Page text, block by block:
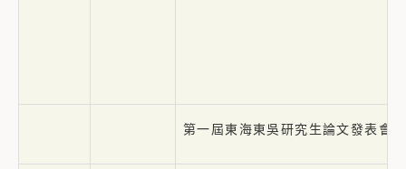
第一屆東海東吳研究生論文發表會！